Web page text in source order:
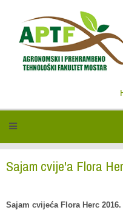
Sajam cvije'a Flora
Sajam cvijeća Flora Herc 2016.